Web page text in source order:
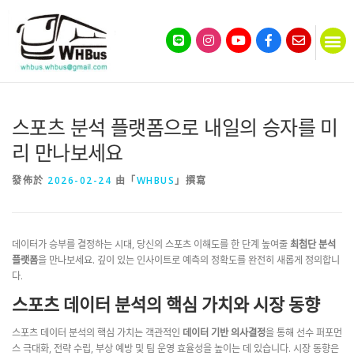
스포츠 분석 플랫폼으로 내일의 승자를 미
리 만나보세요
發佈於 2026-02-24 由「WHBUS」撰寫
데이터가 승부를 결정하는 시대, 당신의 스포츠 이해도를 한 단계 높여줄최첨단 분석
플랫폼을 만나보세요. 깊이 있는 인사이트로 예측의 정확도를 완전히 새롭게 정의합니
다.
스포츠 데이터 분석의 핵심 가치와 시장 동향
스포츠 데이터 분석의 핵심 가치는 객관적인 데이터 기반 의사결정을 통해 선수 퍼포먼
스 극대화, 전략 수립, 부상 예방 및 팀 운영 효율성을 높이는 데 있습니다. 시장 동향은